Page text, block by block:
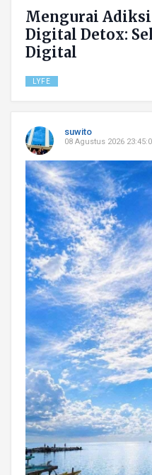
Mengurai
Digital Detox:
Digital
LYFE
suwito
08 Agustus 2026